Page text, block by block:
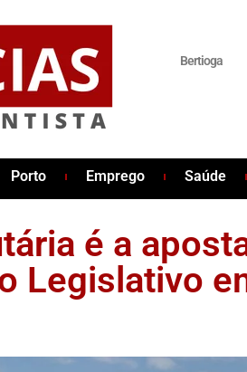
Bertioga
Porto Emprego Saúde
é a
Legislativo